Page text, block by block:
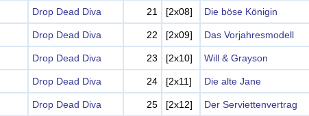
Drop Dead Diva 21 [2x08] Die böse Königin
Drop Dead Diva 22 [2x09] Das Vorjahresmodell
Drop Dead Diva 23 [2x10] Will & Grayson
Drop Dead Diva 24 [2x11] Die alte Jane
Drop Dead Diva 25 [2x12] Der Serviettenvertrag